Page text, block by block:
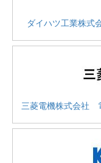
ダイハツ工業株式
三菱電機株式会社